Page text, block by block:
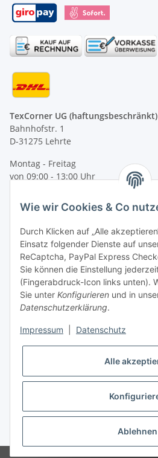
TexCorner UG (haftungsbeschränkt)
Bahnhofstr. 1
D-31275 Lehrte
Montag - Freitag
von 09:00 - 13:00 Uhr
Tel: +49 (0) 5132 8230689
E-Mail:mail@texcorner.de
Vertrag
* Alle Preise inkl. gesetzlicher USt., zzgl.
Wie wir Cookies & Co
Durch Klicken auf „Alle
Einsatz folgender Dienste auf
ReCaptcha, PayPal Express
Sie können die Einstellung
(Fingerabdruck-Icon links unten).
Sie unter Konfigurieren und in
Datenschutzerklärung.
Impressum Datenschutz
Alle
Ablehnen